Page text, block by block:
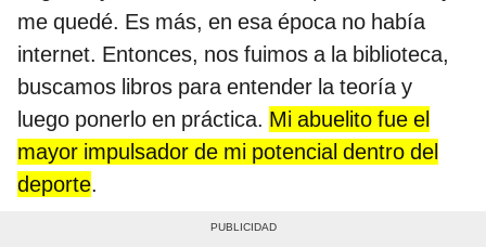
me quedé. Es más, en esa época no había
internet. Entonces, nos fuimos a la biblioteca,
buscamos libros para entender la teoría y
luego ponerlo en práctica. Mi abuelito fue el
mayor impulsador de mi potencial dentro del
deporte.